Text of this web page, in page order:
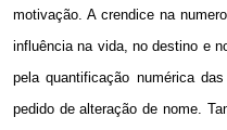
motivação. A crendice na
influência na vida, no destino e
pela quantificação numérica
pedido de alteração de nome.